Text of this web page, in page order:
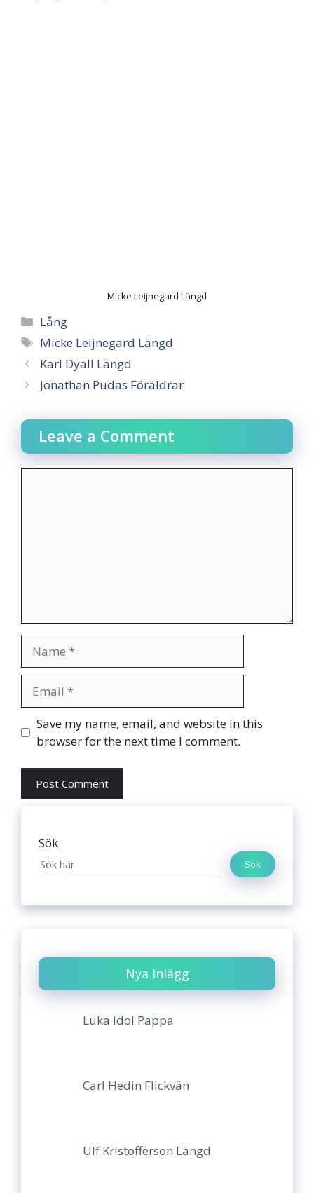
Micke Leijnegard Längd
Categories
Lång
Tags
Micke Leijnegard Längd
Karl Dyall Längd
Jonathan Pudas Föräldrar
Leave a Comment
Website
Save my name, email, and website in this
browser for the next time I comment.
Sök
Sök
Nya Inlägg
Luka Idol Pappa
Carl Hedin Flickvän
Ulf Kristofferson Längd